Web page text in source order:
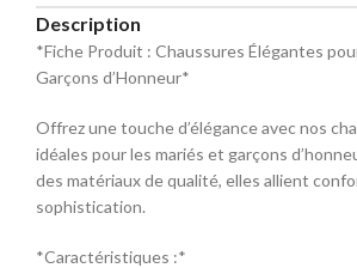
Sélectionnez la taille pour
Mocassin
40 42
Description
*Fiche Produit : Chaussures Élégantes
Garçons d’Honneur*
Offrez une touche d’élégance avec nos
idéales pour les mariés et garçons
des matériaux de qualité, elles allient
sophistication.
*Caractéristiques :*